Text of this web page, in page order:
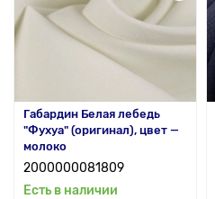
Габардин Белая лебедь
"Фухуа" (оригинал), цвет —
молоко
2000000081809
Есть в наличии